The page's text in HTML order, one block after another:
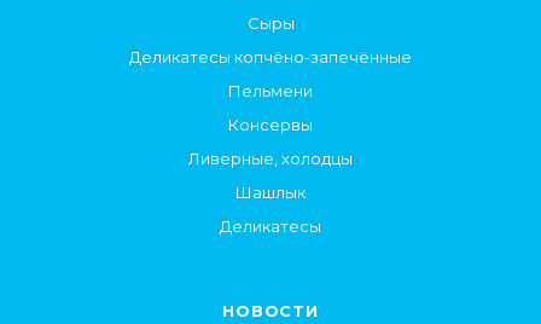
Сыры
Деликатесы копчёно-запечённые
Пельмени
Консервы
Ливерные, холодцы
Шашлык
Деликатесы
НОВОСТИ